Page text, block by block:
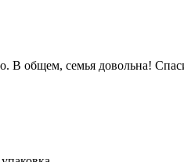
общем, семья довольна!